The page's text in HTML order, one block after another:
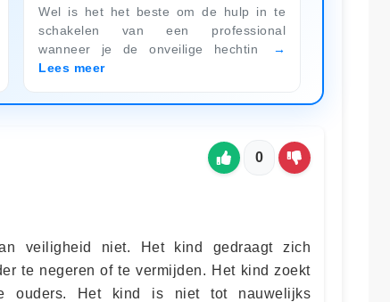
Wel is het het beste om de hulp in te
schakelen van een professional
wanneer je de onveilige hechtin
Lees meer
0
veiligheid niet. Het kind gedraagt zich
te negeren of te vermijden. Het kind zoekt
ouders. Het kind is niet tot nauwelijks